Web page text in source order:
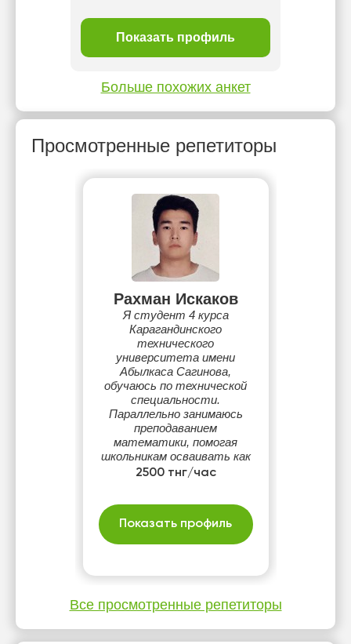
Показать профиль
Больше похожих анкет
Просмотренные репетиторы
Рахман Искаков
Я студент 4 курса
Карагандинского
технического
университета имени
Абылкаса Сагинова,
обучаюсь по технической
специальности.
Параллельно занимаюсь
преподаванием
математики, помогая
школьникам осваивать как
базовые темы, так и более
2500 тнг/час
Показать профиль
Все просмотренные репетиторы